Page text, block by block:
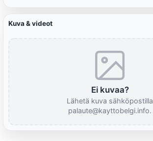
Kuva & videot
Ei kuvaa?
Lähetä kuva sähköpostilla
palaute@kayttobelgi.info.